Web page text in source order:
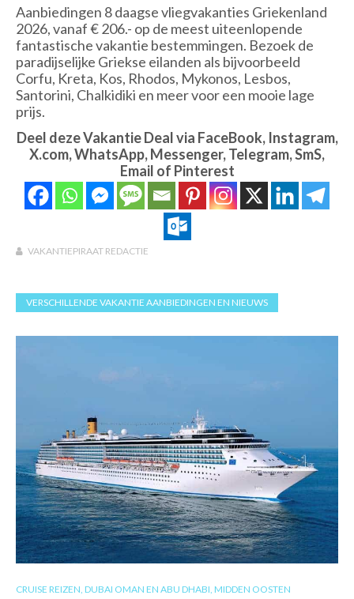
Aanbiedingen 8 daagse vliegvakanties Griekenland
2026, vanaf € 206.- op de meest uiteenlopende
fantastische vakantie bestemmingen. Bezoek de
paradijselijke Griekse eilanden als bijvoorbeeld
Corfu, Kreta, Kos, Rhodos, Mykonos, Lesbos,
Santorini, Chalkidiki en meer voor een mooie lage
prijs.
Deel deze Vakantie Deal via FaceBook, Instagram,
X.com, WhatsApp, Messenger, Telegram, SmS,
Email of Pinterest
VAKANTIEPIRAAT REDACTIE
VERSCHILLENDE VAKANTIE AANBIEDINGEN EN NIEUWS
CRUISE REIZEN, DUBAI OMAN EN ABU DHABI, MIDDEN OOSTEN